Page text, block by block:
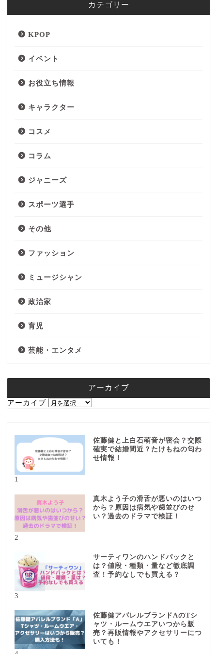
カテゴリー
KPOP
イベント
お役立ち情報
キャラクター
コスメ
コラム
ジャニーズ
スポーツ選手
その他
ファッション
ミュージシャン
政治家
育児
芸能・エンタメ
アーカイブ
アーカイブ
1
佐藤健と上白石萌音が密会？交際
確実で結婚間近？たけもねの匂わ
せ情報！
2
真木よう子の滑舌が悪いのはいつ
から？原因は病気や歯並びのせ
い？過去のドラマで検証！
3
サーティワンのハンドパックと
は？値段・種類・量など徹底調
査！予約なしでも買える？
佐藤健アパレルブランドAのTシ
ャツ・ルームウエアいつから販
売？再販情報やアクセサリーにつ
いても！